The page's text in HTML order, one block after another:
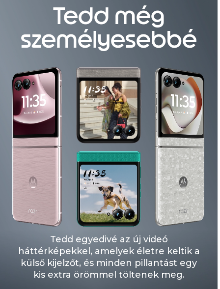
Tedd még
személyesebbé
Tedd egyedivé az új videó
háttérképekkel, amelyek életre keltik a
külső kijelzőt, és minden pillantást egy
kis extra örömmel töltenek meg.